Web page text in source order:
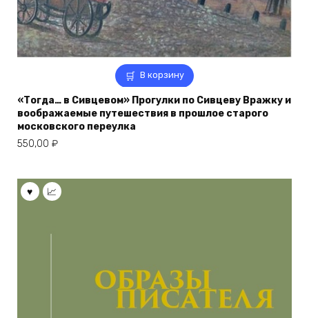
В корзину
«Тогда… в Сивцевом» Прогулки по Сивцеву Вражку и
воображаемые путешествия в прошлое старого
московского переулка
550,00 ₽